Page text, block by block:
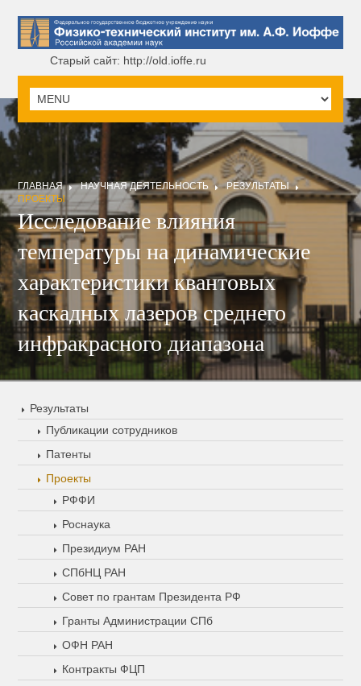
Старый сайт: http://old.ioffe.ru
ГЛАВНАЯ НАУЧНАЯ ДЕЯТЕЛЬНОСТЬ
РЕЗУЛЬТАТЫ
ПРОЕКТЫ
Исследование влияния
температуры на динамические
характеристики квантовых
каскадных лазеров среднего
инфракрасного диапазона
Результаты
Публикации сотрудников
Патенты
Проекты
РФФИ
Роснаука
Президиум РАН
СПбНЦ РАН
Совет по грантам Президента РФ
Гранты Администрации СПб
ОФН РАН
Контракты ФЦП